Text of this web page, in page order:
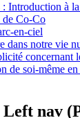
: Introduction à
de Co-Co
en-ciel
dans notre vie
concernant
de soi-même
nav